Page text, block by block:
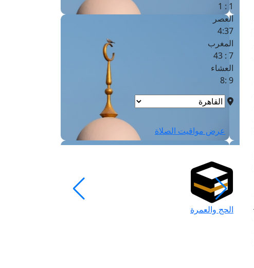
1 : 1
العصر
4:37
المغرب
7 : 43
العشاء
9 :8
عرض مواقيت الصلاة
الحج والعمرة